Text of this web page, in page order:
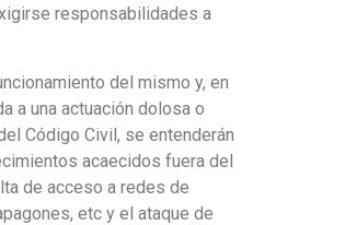
responsabilidades a
del mismo y, en
a una actuación dolosa o
Código Civil, se entenderán
acaecidos fuera del
de acceso a redes de
etc y el ataque de